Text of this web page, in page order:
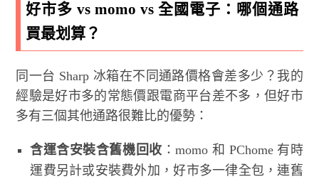
好市多 vs momo vs 全國電子：哪個通路
買最划算？
同一台 Sharp 冰箱在不同通路價格會差多少？我的
經驗是好市多的常態價跟電商平台差不多，但好市
多有三個其他通路很難比的優勢：
含運含安裝含舊機回收 ：momo 和 PChome 有時
運費另計或安裝費外加，好市多一律全包，連舊